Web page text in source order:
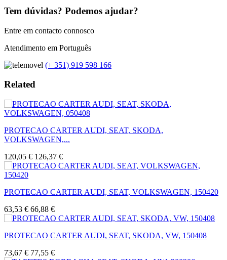
Tem dúvidas? Podemos ajudar?
Entre em contacto connosco
Atendimento em Português
(+ 351) 919 598 166
Related
PROTECAO CARTER AUDI, SEAT, SKODA,
VOLKSWAGEN,...
120,05 € 126,37 €
PROTECAO CARTER AUDI, SEAT, VOLKSWAGEN, 150420
63,53 € 66,88 €
PROTECAO CARTER AUDI, SEAT, SKODA, VW, 150408
73,67 € 77,55 €